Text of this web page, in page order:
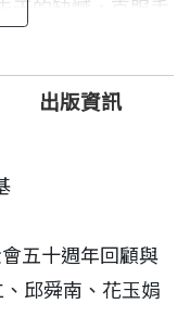
天的缺憾，克服手
兒童及其家庭的關
活得精采。
出版資訊
五十週年回顧與
邱舜南、花玉娟